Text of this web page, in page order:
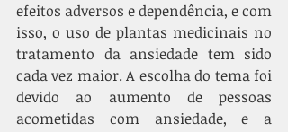
efeitos adversos e dependência, e com
isso, o uso de plantas medicinais no
tratamento da ansiedade tem sido
cada vez maior. A escolha do tema foi
devido ao aumento de pessoas
acometidas com ansiedade, e a